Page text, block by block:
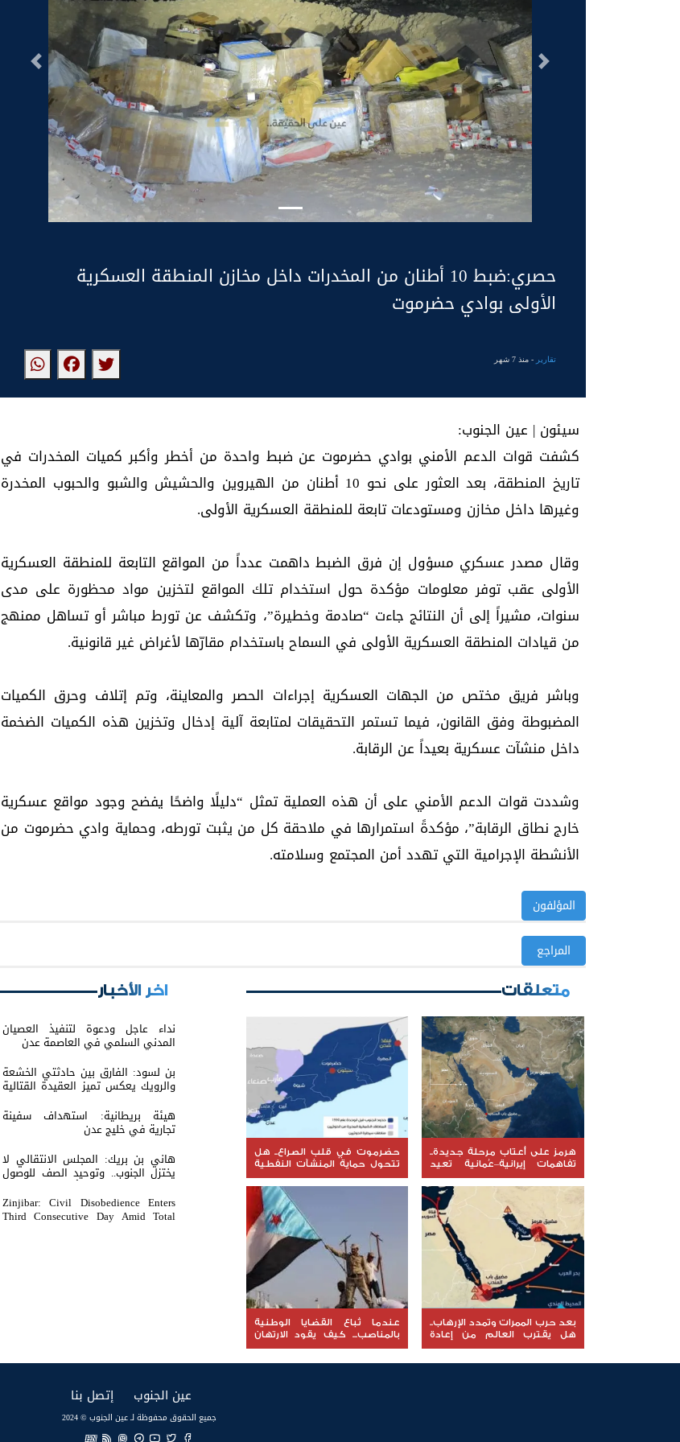
التالى السابق
حصري:ضبط 10 أطنان من المخدرات داخل مخازن المنطقة العسكرية
الأولى بوادي حضرموت
تقارير - منذ 7 شهر
سيئون | عين الجنوب:
كشفت قوات الدعم الأمني بوادي حضرموت عن ضبط واحدة من أخطر وأكبر كميات المخدرات في
تاريخ المنطقة، بعد العثور على نحو 10 أطنان من الهيروين والحشيش والشبو والحبوب المخدرة
وغيرها داخل مخازن ومستودعات تابعة للمنطقة العسكرية الأولى.
وقال مصدر عسكري مسؤول إن فرق الضبط داهمت عدداً من المواقع التابعة للمنطقة العسكرية
الأولى عقب توفر معلومات مؤكدة حول استخدام تلك المواقع لتخزين مواد محظورة على مدى
سنوات، مشيراً إلى أن النتائج جاءت “صادمة وخطيرة”، وتكشف عن تورط مباشر أو تساهل ممنهج
من قيادات المنطقة العسكرية الأولى في السماح باستخدام مقارّها لأغراض غير قانونية.
وباشر فريق مختص من الجهات العسكرية إجراءات الحصر والمعاينة، وتم إتلاف وحرق الكميات
المضبوطة وفق القانون، فيما تستمر التحقيقات لمتابعة آلية إدخال وتخزين هذه الكميات الضخمة
داخل منشآت عسكرية بعيداً عن الرقابة.
وشددت قوات الدعم الأمني على أن هذه العملية تمثل “دليلًا واضحًا يفضح وجود مواقع عسكرية
خارج نطاق الرقابة”، مؤكدةً استمرارها في ملاحقة كل من يثبت تورطه، وحماية وادي حضرموت من
الأنشطة الإجرامية التي تهدد أمن المجتمع وسلامته.
المؤلفون
المراجع
متعلقات
هرمز على أعتاب مرحلة جديدة..
تفاهمات إيرانية–عُمانية تعيد
رسم خريطة الملاحة في المضيق
حضرموت في قلب الصراع.. هل
تتحول حماية المنشآت النفطية
إلى معركة جديدة على الثروة
والسيادة؟
بعد حرب الممرات وتمدد الإرهاب..
هل يقترب العالم من إعادة
عندما تُباع القضايا الوطنية
بالمناصب... كيف يقود الارتهان
اخر الأخبار
نداء عاجل ودعوة لتنفيذ العصيان
المدني السلمي في العاصمة عدن
بن لسود: الفارق بين حادثتي الخشعة
والرويك يعكس تميز العقيدة القتالية
هيئة بريطانية: استهداف سفينة
تجارية في خليج عدن
هاني بن بريك: المجلس الانتقالي لا
يختزل الجنوب.. وتوحيد الصف للوصول
لاستعادة الدولة أولوية تفرضها
الحكمة
Zinjibar: Civil Disobedience Enters
Third Consecutive Day Amid Total
عين الجنوب إتصل بنا
جميع الحقوق محفوظة لـ عين الجنوب © 2024
EN